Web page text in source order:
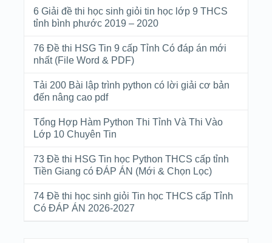
6 Giải đề thi học sinh giỏi tin học lớp 9 THCS
tỉnh bình phước 2019 – 2020
76 Đề thi HSG Tin 9 cấp Tỉnh Có đáp án mới
nhất (File Word & PDF)
Tải 200 Bài lập trình python có lời giải cơ bản
đến nâng cao pdf
Tổng Hợp Hàm Python Thi Tỉnh Và Thi Vào
Lớp 10 Chuyên Tin
73 Đề thi HSG Tin học Python THCS cấp tỉnh
Tiền Giang có ĐÁP ÁN (Mới & Chọn Lọc)
74 Đề thi học sinh giỏi Tin học THCS cấp Tỉnh
Có ĐÁP ÁN 2026-2027